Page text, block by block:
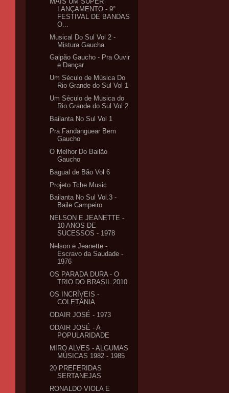
LANÇAMENTO - 9°
FESTIVAL DE BANDAS
O...
Musical Do Sul Vol 2 -
Mistura Gaucha
Galpão Gaucho - Pra Ouvir
e Dançar
Um Século de Música Do
Rio Grande do Sul Vol 1
Um Século de Musica do
Rio Grande do Sul Vol 2
Bailanta No Sul Vol 1
Pra Fandanguear Bem
Gaucho
O Melhor Do Bailão
Gaucho
Bagual de Bão Vol 6
Projeto Tche Music
Bailanta No Sul Vol.3 -
Baile Campeiro
NELSON E JEANETTE -
10 ANOS DE
SUCESSOS - 1978
Nelson e Jeanette -
Escravo da Saudade -
1976
OS PARADA DURA - O
TRIO DO BRASIL 2010
OS INCRÍVEIS -
COLETÂNIA
ODAIR JOSÉ - 1973
ODAIR JOSÉ - A
POPULARIDADE
MIRO ALVES - ALGUMAS
MÚSICAS 1982 - 1985
20 PREFERIDAS
SERTANEJAS
RONALDO VIOLA E